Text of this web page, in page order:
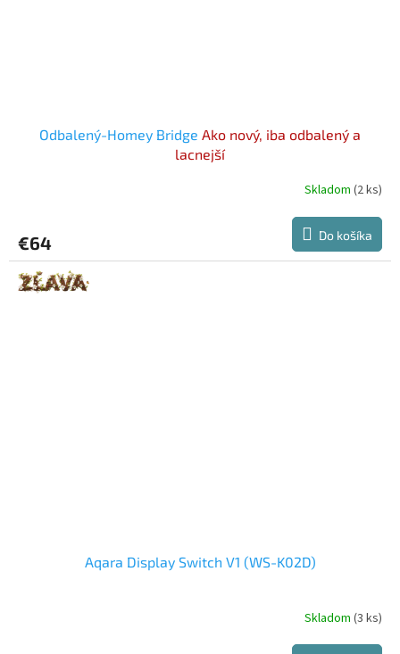
Odbalený-Homey Bridge Ako nový, iba odbalený a
lacnejší
Skladom (2 ks)
€64 Do košíka
Aqara Display Switch V1 (WS-K02D)
Skladom (3 ks)